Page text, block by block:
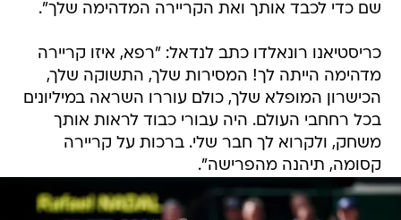
שם כדי לכבד אותך ואת הקריירה המדהימה שלך".
כריסטיאנו רונאלדו כתב לנדאל: "רפא, איזו קריירה
מדהימה הייתה לך! המסירות שלך, התשוקה שלך,
הכישרון המופלא שלך, כולם עוררו השראה במיליונים
בכל רחחבי העולם. היה עבורי כבוד לראות אותך
משחק, ולקרוא לך חבר שלי. ברכות על קריירה
קסומה, תיהנה מהפרישה".